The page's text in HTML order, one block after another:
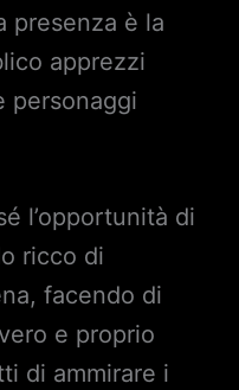
presenza è la
apprezzi
personaggi
l’opportunità di
ricco di
facendo di
e proprio
di ammirare i